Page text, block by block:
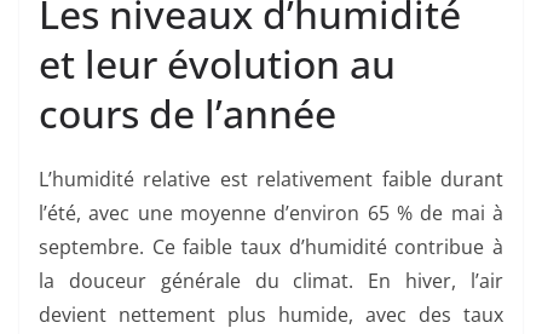
Les niveaux d’humidité
et leur évolution au
cours de l’année
L’humidité relative est relativement faible durant
l’été, avec une moyenne d’environ 65 % de mai à
septembre. Ce faible taux d’humidité contribue à
la douceur générale du climat. En hiver, l’air
devient nettement plus humide, avec des taux